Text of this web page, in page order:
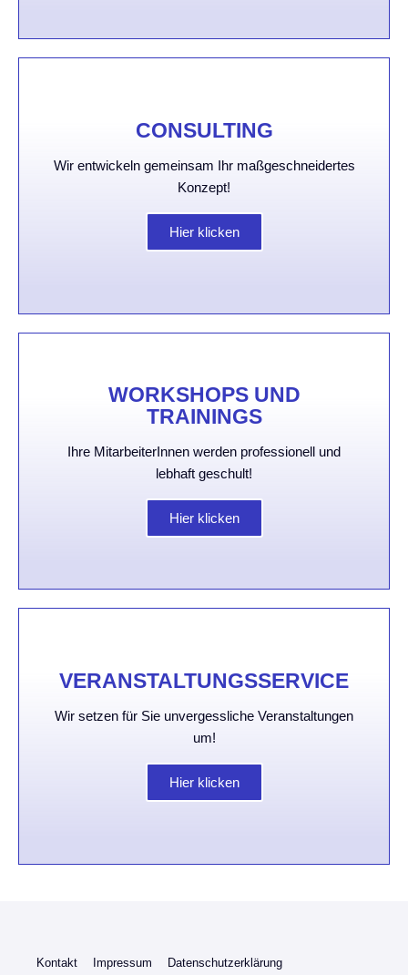
CONSULTING
Wir entwickeln gemeinsam Ihr maßgeschneidertes
Konzept!
Hier klicken
WORKSHOPS UND
TRAININGS
Ihre MitarbeiterInnen werden professionell und
lebhaft geschult!
Hier klicken
VERANSTALTUNGS­SERVICE
Wir setzen für Sie unvergessliche Veranstaltungen
um!
Hier klicken
Kontakt Impressum Datenschutzerklärung